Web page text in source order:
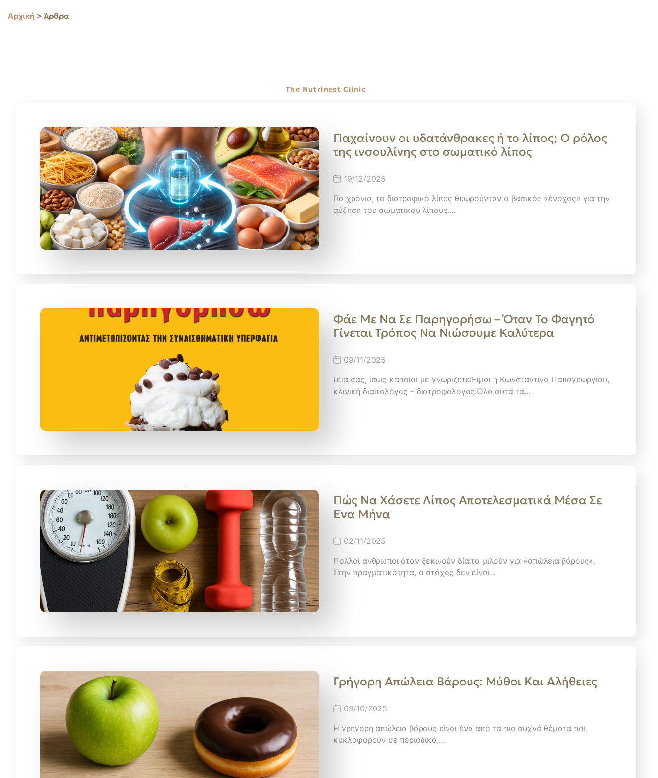
Αρχική > Άρθρα
The Nutrinest Clinic
Παχαίνουν οι υδατάνθρακες ή το λίπος; Ο ρόλος
της ινσουλίνης στο σωματικό λίπος
19/12/2025
Για χρόνια, το διατροφικό λίπος θεωρούνταν ο βασικός «ένοχος» για την
αύξηση του σωματικού λίπους.…
Φάε Με Να Σε Παρηγορήσω – Όταν Το Φαγητό
Γίνεται Τρόπος Να Νιώσουμε Καλύτερα
09/11/2025
Γεια σας, ίσως κάποιοι με γνωρίζετε!Είμαι η Κωνσταντίνα Παπαγεωργίου,
κλινική διαιτολόγος – διατροφολόγος.Όλα αυτά τα…
Πώς Nα Xάσετε Λίπος Αποτελεσματικά Μέσα Σε
Ενα Μήνα
02/11/2025
Πολλοί άνθρωποι όταν ξεκινούν δίαιτα μιλούν για «απώλεια βάρους».
Στην πραγματικότητα, ο στόχος δεν είναι…
Γρήγορη Απώλεια Βάρους: Μύθοι Και Αλήθειες
09/10/2025
Η γρήγορη απώλεια βάρους είναι ένα από τα πιο συχνά θέματα που
κυκλοφορούν σε περιοδικά,…